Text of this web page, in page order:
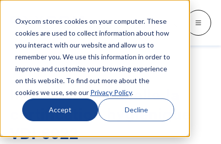
Oxycom stores cookies on your computer. These
cookies are used to collect information about how
you interact with our website and allow us to
remember you. We use this information in order to
improve and customize your browsing experience
on this website. To find out more about the
cookies we use, see our Privacy Policy.
Accept Decline
Produits Produits
IntrCooll : Refroidissement
adiabatique indirect/direct
Refroidissement pour l'industrie, garant
d'une consommation d'énergie réduite de
Go back
Industries Industries
INDUSTRIES
Métallurgie
Boulangeries industrielles
Go back
Ressources
Blog et actualités
Livres blancs et études de cas
Téléchargements
Go back
Oxycom
DÉCOUVREZ QUI NOUS SOMMES
Contactez
Service
Go back
Languages
SWITCH TO
Deutsch
English
Go back
Refroidissement adiabatique IntrCooll
IntrCooll renouvelle la
certification hygiénique
VDI 6022